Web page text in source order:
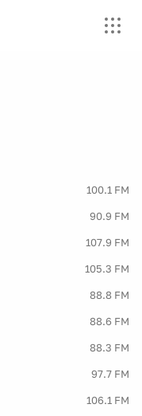
100.1 FM
90.9 FM
107.9 FM
105.3 FM
88.8 FM
88.6 FM
88.3 FM
97.7 FM
106.1 FM